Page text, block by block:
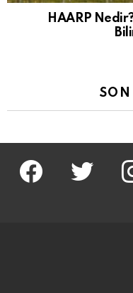
HAARP
facebook twitter